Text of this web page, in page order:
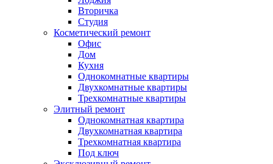
Вторичка
Студия
Косметический ремонт
Офис
Дом
Кухня
Однокомнатные квартиры
Двухкомнатные квартиры
Трехкомнатные квартиры
Элитный ремонт
Однокомнатная квартира
Двухкомнатная квартира
Трехкомнатная квартира
Под ключ